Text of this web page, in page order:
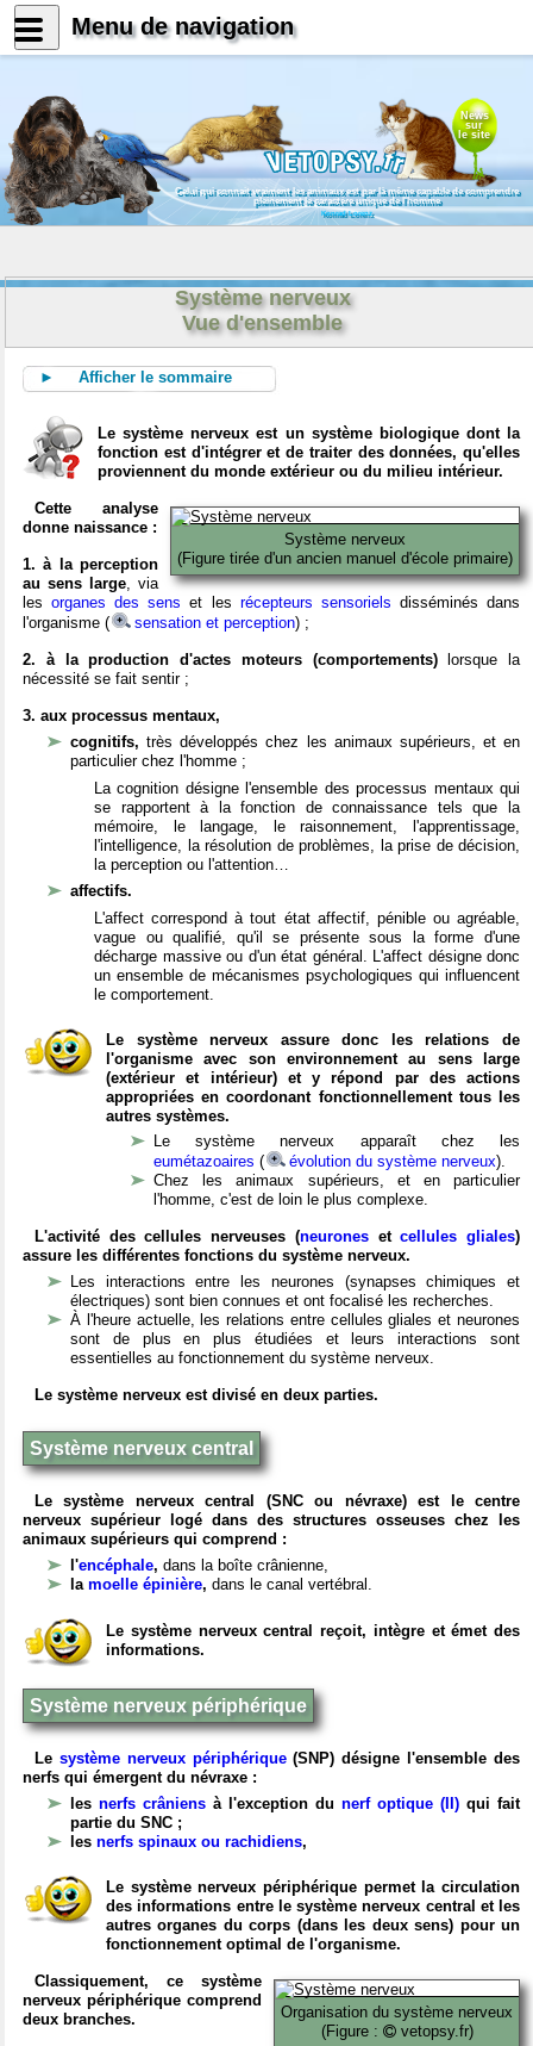
News
sur
le site
Celui qui connait vraiment les animaux est par là même capable de comprendre
pleinement le caractère unique de l'homme
Konrad Lorenz
Système nerveux
Vue d'ensemble
► Afficher le sommaire
Le système nerveux est un système biologique dont la
fonction est d'intégrer et de traiter des données, qu'elles
proviennent du monde extérieur ou du milieu intérieur.
Système nerveux
(Figure tirée d'un ancien manuel d'école primaire)
Cette analyse
donne naissance :
1. à la perception
au sens large, via
lesorganes des sens et les récepteurs sensoriels disséminés dans
l'organisme (
sensation et perception) ;
2. à la production d'actes moteurs (comportements)lorsque la
nécessité se fait sentir ;
3. aux processus mentaux,
cognitifs,très développés chez les animaux supérieurs, et en
particulier chez l'homme ;
La cognition désigne l'ensemble des processus mentaux qui
se rapportent à la fonction de connaissance tels que la
mémoire, le langage, le raisonnement, l'apprentissage,
l'intelligence, la résolution de problèmes, la prise de décision,
la perception ou l'attention…
affectifs.
L'affect correspond à tout état affectif, pénible ou agréable,
vague ou qualifié, qu'il se présente sous la forme d'une
décharge massive ou d'un état général. L'affect désigne donc
un ensemble de mécanismes psychologiques qui influencent
le comportement.
Le système nerveux assure donc les relations de
l'organisme avec son environnement au sens large
(extérieur et intérieur) et y répond par des actions
appropriées en coordonant fonctionnellement tous les
autres systèmes.
Le système nerveux apparaît chez les
eumétazoaires ( évolution du système nerveux).
Chez les animaux supérieurs, et en particulier
l'homme, c'est de loin le plus complexe.
L'activité des cellules nerveuses (neuronesetcellules gliales)
assure les différentes fonctions du système nerveux.
Les interactions entre les neurones (synapses chimiques et
électriques) sont bien connues et ont focalisé les recherches.
À l'heure actuelle, les relations entre cellules gliales et neurones
sont de plus en plus étudiées et leurs interactions sont
essentielles au fonctionnement du système nerveux.
Le système nerveux est divisé en deux parties.
Système nerveux central
Le système nerveux central (SNC ou névraxe) est le centre
nerveux supérieur logé dans des structures osseuses chez les
animaux supérieurs qui comprend :
l'encéphale, dans la boîte crânienne,
la moelle épinière, dans le canal vertébral.
Le système nerveux central reçoit, intègre et émet des
informations.
Système nerveux périphérique
Le système nerveux périphérique(SNP) désigne l'ensemble des
nerfs qui émergent du névraxe :
les nerfs crâniens à l'exception du nerf optique (II) qui fait
partie du SNC ;
les nerfs spinaux ou rachidiens,
Le système nerveux périphérique permet la circulation
des informations entre le système nerveux central et les
autres organes du corps (dans les deux sens) pour un
fonctionnement optimal de l'organisme.
Organisation du système nerveux
(Figure :
vetopsy.fr)
Classiquement, ce système
nerveux périphérique comprend
deux branches.
Menu de navigation